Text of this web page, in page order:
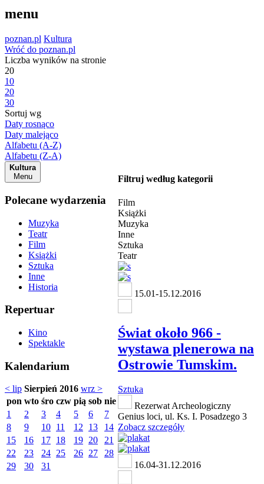
menu
poznan.pl Kultura
Wróć do poznan.pl
Liczba wyników na stronie
20
10
20
30
Sortuj wg
Daty rosnąco
Daty malejąco
Alfabetu (A-Z)
Alfabetu (Z-A)
Kultura
Menu
Polecane wydarzenia
Muzyka
Teatr
Film
Książki
Sztuka
Inne
Historia
Repertuar
Kino
Spektakle
Kalendarium
< lip Sierpień 2016 wrz >
pon wto śro czw pią sob nie
1
2 3 4 5 6
7
8
9 10 11 12 13
14
15
16 17 18 19 20
21
22
23 24 25 26 27
28
29
30 31
Filtruj według kategorii
Film
Książki
Muzyka
Inne
Sztuka
Teatr
15.01-15.12.2016
Świat około 966 -
wystawa plenerowa na
Ostrowie Tumskim.
Sztuka
Rezerwat Archeologiczny
Genius loci, ul. Ks. I. Posadzego 3
Zobacz szczegóły
16.04-31.12.2016